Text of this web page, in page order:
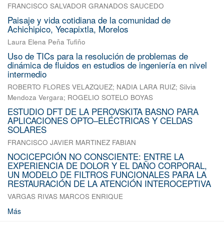
FRANCISCO SALVADOR GRANADOS SAUCEDO
Paisaje y vida cotidiana de la comunidad de
Achichipico, Yecapixtla, Morelos
Laura Elena Peña Tufiño
Uso de TICs para la resolución de problemas de
dinámica de fluidos en estudios de ingeniería en nivel
intermedio
ROBERTO FLORES VELAZQUEZ; NADIA LARA RUIZ; Silvia
Mendoza Vergara; ROGELIO SOTELO BOYAS
ESTUDIO DFT DE LA PEROVSKITA BASNO PARA
APLICACIONES OPTO–ELÉCTRICAS Y CELDAS
SOLARES
FRANCISCO JAVIER MARTINEZ FABIAN
NOCICEPCIÓN NO CONSCIENTE: ENTRE LA
EXPERIENCIA DE DOLOR Y EL DAÑO CORPORAL,
UN MODELO DE FILTROS FUNCIONALES PARA LA
RESTAURACIÓN DE LA ATENCIÓN INTEROCEPTIVA
VARGAS RIVAS MARCOS ENRIQUE
Más